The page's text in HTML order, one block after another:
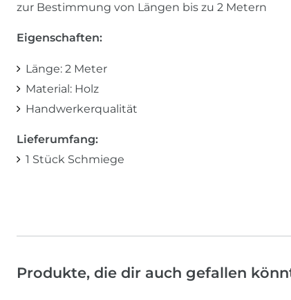
zur Bestimmung von Längen bis zu 2 Metern
Eigenschaften:
Länge: 2 Meter
Material: Holz
Handwerkerqualität
Lieferumfang:
1 Stück Schmiege
Produkte, die dir auch gefallen